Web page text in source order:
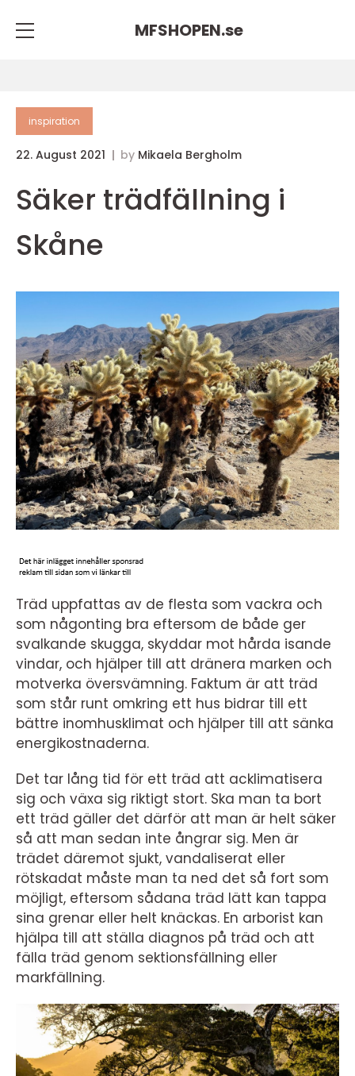
MFSHOPEN.se
inspiration
22. August 2021 by Mikaela Bergholm
Säker trädfällning i
Skåne
Träd uppfattas av de flesta som vackra och
som någonting bra eftersom de både ger
svalkande skugga, skyddar mot hårda isande
vindar, och hjälper till att dränera marken och
motverka översvämning. Faktum är att träd
som står runt omkring ett hus bidrar till ett
bättre inomhusklimat och hjälper till att sänka
energikostnaderna.
Det tar lång tid för ett träd att acklimatisera
sig och växa sig riktigt stort. Ska man ta bort
ett träd gäller det därför att man är helt säker
så att man sedan inte ångrar sig. Men är
trädet däremot sjukt, vandaliserat eller
rötskadat måste man ta ned det så fort som
möjligt, eftersom sådana träd lätt kan tappa
sina grenar eller helt knäckas. En arborist kan
hjälpa till att ställa diagnos på träd och att
fälla träd genom sektionsfällning eller
markfällning.